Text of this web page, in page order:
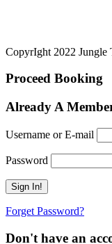
CopyrIght 2022 Jungle
Proceed Booking
Already A
Username or E-mail
Password
Forget Password?
Don't have an